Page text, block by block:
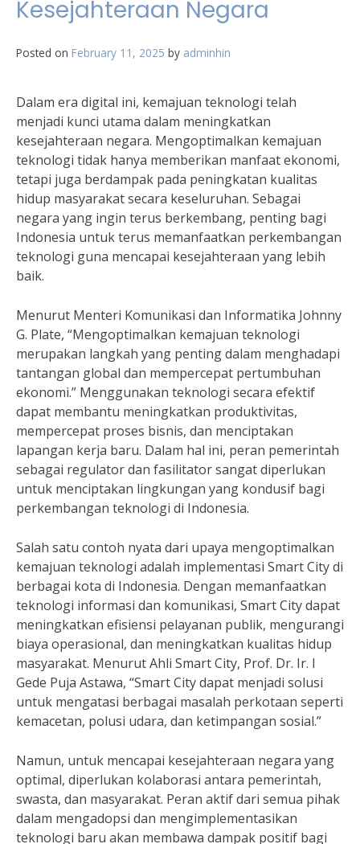
Kesejahteraan Negara
Posted on February 11, 2025 by adminhin
Dalam era digital ini, kemajuan teknologi telah
menjadi kunci utama dalam meningkatkan
kesejahteraan negara. Mengoptimalkan kemajuan
teknologi tidak hanya memberikan manfaat ekonomi,
tetapi juga berdampak pada peningkatan kualitas
hidup masyarakat secara keseluruhan. Sebagai
negara yang ingin terus berkembang, penting bagi
Indonesia untuk terus memanfaatkan perkembangan
teknologi guna mencapai kesejahteraan yang lebih
baik.
Menurut Menteri Komunikasi dan Informatika Johnny
G. Plate, “Mengoptimalkan kemajuan teknologi
merupakan langkah yang penting dalam menghadapi
tantangan global dan mempercepat pertumbuhan
ekonomi.” Menggunakan teknologi secara efektif
dapat membantu meningkatkan produktivitas,
mempercepat proses bisnis, dan menciptakan
lapangan kerja baru. Dalam hal ini, peran pemerintah
sebagai regulator dan fasilitator sangat diperlukan
untuk menciptakan lingkungan yang kondusif bagi
perkembangan teknologi di Indonesia.
Salah satu contoh nyata dari upaya mengoptimalkan
kemajuan teknologi adalah implementasi Smart City di
berbagai kota di Indonesia. Dengan memanfaatkan
teknologi informasi dan komunikasi, Smart City dapat
meningkatkan efisiensi pelayanan publik, mengurangi
biaya operasional, dan meningkatkan kualitas hidup
masyarakat. Menurut Ahli Smart City, Prof. Dr. Ir. I
Gede Puja Astawa, “Smart City dapat menjadi solusi
untuk mengatasi berbagai masalah perkotaan seperti
kemacetan, polusi udara, dan ketimpangan sosial.”
Namun, untuk mencapai kesejahteraan negara yang
optimal, diperlukan kolaborasi antara pemerintah,
swasta, dan masyarakat. Peran aktif dari semua pihak
dalam mengadopsi dan mengimplementasikan
teknologi baru akan membawa dampak positif bagi